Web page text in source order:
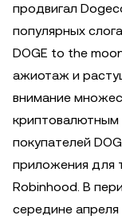
продвигал
популярных
DOGE to the
ажиотаж и
внимание
покупателей
приложения для
Robinhood. В
середине